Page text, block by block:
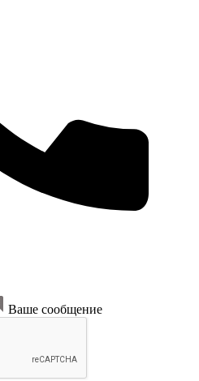
Ваше сообщение